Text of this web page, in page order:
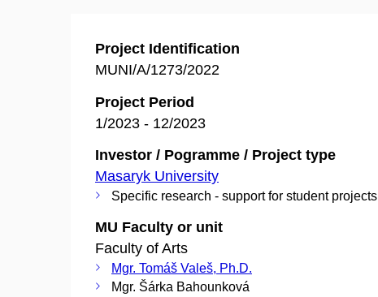
Project Identification
MUNI/A/1273/2022
Project Period
1/2023 - 12/2023
Investor / Pogramme / Project type
Masaryk University
Specific research - support for student projects
MU Faculty or unit
Faculty of Arts
Mgr. Tomáš Valeš, Ph.D.
Mgr. Šárka Bahounková